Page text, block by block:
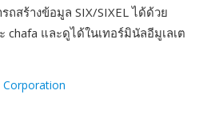
สร้างข้อมูล SIX/SIXEL ได้ด้วย
chafa และดูได้ในเทอร์มินัลอีมูเลเต
Corporation